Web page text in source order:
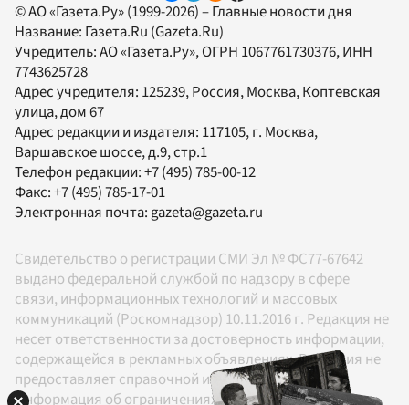
© АО «Газета.Ру» (1999-2026) – Главные новости дня
Название: Газета.Ru (Gazeta.Ru)
Учредитель:АО «Газета.Ру», ОГРН 1067761730376, ИНН
7743625728
Адрес учредителя: 125239, Россия, Москва, Коптевская
улица, дом 67
Адрес редакции и издателя: 117105, г. Москва,
Варшавское шоссе, д.9, стр.1
Телефон редакции:+7 (495) 785-00-12
Факс:+7 (495) 785-17-01
Электронная почта:gazeta@gazeta.ru
Свидетельство о регистрации СМИ Эл № ФС77-67642
выдано федеральной службой по надзору в сфере
связи, информационных технологий и массовых
коммуникаций (Роскомнадзор) 10.11.2016 г. Редакция не
несет ответственности за достоверность информации,
содержащейся в рекламных объявлениях. Редакция не
предоставляет справочной информации.
Информация об ограничениях